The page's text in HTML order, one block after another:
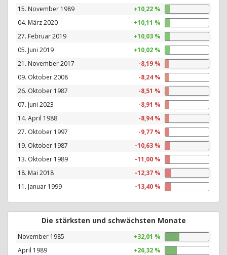
15. November 1989
+10,22 %
04. März 2020
+10,11 %
27. Februar 2019
+10,03 %
05. Juni 2019
+10,02 %
21. November 2017
-8,19 %
09. Oktober 2008
-8,24 %
26. Oktober 1987
-8,51 %
07. Juni 2023
-8,91 %
14. April 1988
-8,94 %
27. Oktober 1997
-9,77 %
19. Oktober 1987
-10,63 %
13. Oktober 1989
-11,00 %
18. Mai 2018
-12,37 %
11. Januar 1999
-13,40 %
Die stärksten und schwächsten Monate
November 1985
+32,01 %
April 1989
+26,32 %